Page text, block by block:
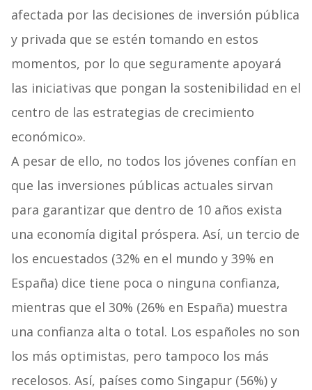
afectada por las decisiones de inversión pública
y privada que se estén tomando en estos
momentos, por lo que seguramente apoyará
las iniciativas que pongan la sostenibilidad en el
centro de las estrategias de crecimiento
económico».
A pesar de ello, no todos los jóvenes confían en
que las inversiones públicas actuales sirvan
para garantizar que dentro de 10 años exista
una economía digital próspera. Así, un tercio de
los encuestados (32% en el mundo y 39% en
España) dice tiene poca o ninguna confianza,
mientras que el 30% (26% en España) muestra
una confianza alta o total. Los españoles no son
los más optimistas, pero tampoco los más
recelosos. Así, países como Singapur (56%) y